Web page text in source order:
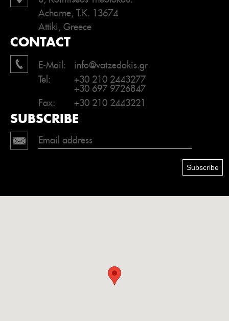
Acharne, T.K. 13674
Attiki, Greece
CONTACT
E-Mail:
info@vatzedakis.gr
Tel:
+30 210 2443277
+30 697 9726847
Fax:
+30 210 2443221
SUBSCRIBE
Subscribe